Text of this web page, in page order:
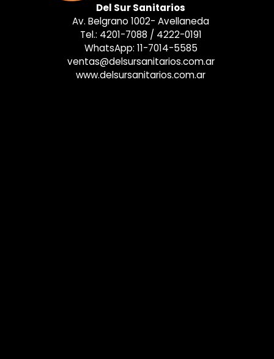
Del Sur Sanitarios
Av. Belgrano 1002- Avellaneda
Tel.: 4201-7088 / 4222-0191
WhatsApp: 11-7014-5585
ventas@delsursanitarios.com.ar
www.delsursanitarios.com.ar